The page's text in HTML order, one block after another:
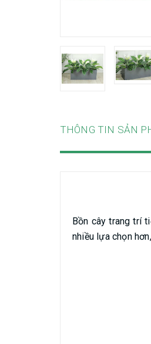
THÔNG TIN SẢN
Bồn cây trang trí
nhiều lựa chọn